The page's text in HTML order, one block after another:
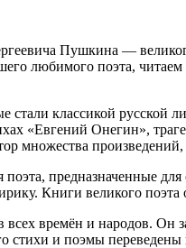
Пушкина —
любимого поэта,
классикой русской
«Евгений Онегин»,
множества
предназначенные
Книги великого
времён и народов. Он
и поэмы переведены